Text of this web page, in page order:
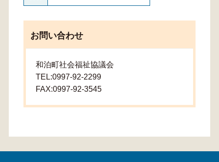
お問い合わせ
和泊町社会福祉協議会
TEL:0997-92-2299
FAX:0997-92-3545